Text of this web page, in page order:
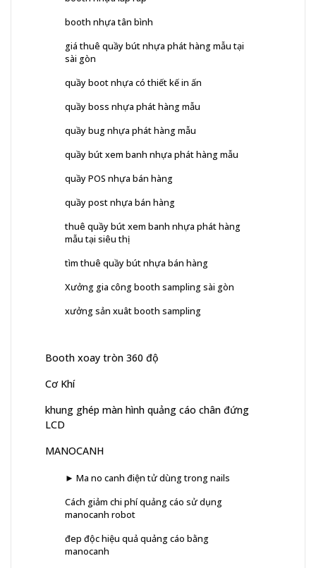
booth nhựa tân bình
giá thuê quầy bút nhựa phát hàng mẫu tại
sài gòn
quầy boot nhựa có thiết kế in ấn
quầy boss nhựa phát hàng mẫu
quầy bug nhựa phát hàng mẫu
quầy bút xem banh nhựa phát hàng mẫu
quầy POS nhựa bán hàng
quầy post nhựa bán hàng
thuê quầy bút xem banh nhựa phát hàng
mẫu tại siêu thị
tìm thuê quầy bút nhựa bán hàng
Xưởng gia công booth sampling sài gòn
xưởng sản xuât booth sampling
Booth xoay tròn 360 độ
Cơ Khí
khung ghép màn hình quảng cáo chân đứng
LCD
MANOCANH
► Ma no canh điện tử dùng trong nails
Cách giảm chi phí quảng cáo sử dụng
manocanh robot
đep độc hiệu quả quảng cáo bằng
manocanh